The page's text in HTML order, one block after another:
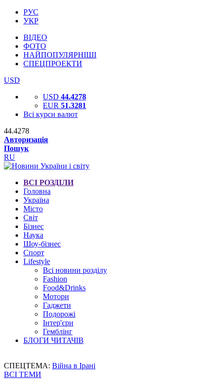
РУС
УКР
ВІДЕО
ФОТО
НАЙПОПУЛЯРНІШІ
СПЕЦПРОЕКТИ
USD
USD 44.4278
EUR 51.3281
Всі курси валют
44.4278
Авторизація
Пошук
RU
ВСІ РОЗДІЛИ
Головна
Україна
Місто
Світ
Бізнес
Наука
Шоу-бізнес
Спорт
Lifestyle
Всі новини розділу
Fashion
Food&Drinks
Мотори
Гаджети
Подорожі
Інтер'єри
Гемблінг
БЛОГИ ЧИТАЧІВ
СПЕЦТЕМА: Війна в Ірані
ВСІ ТЕМИ